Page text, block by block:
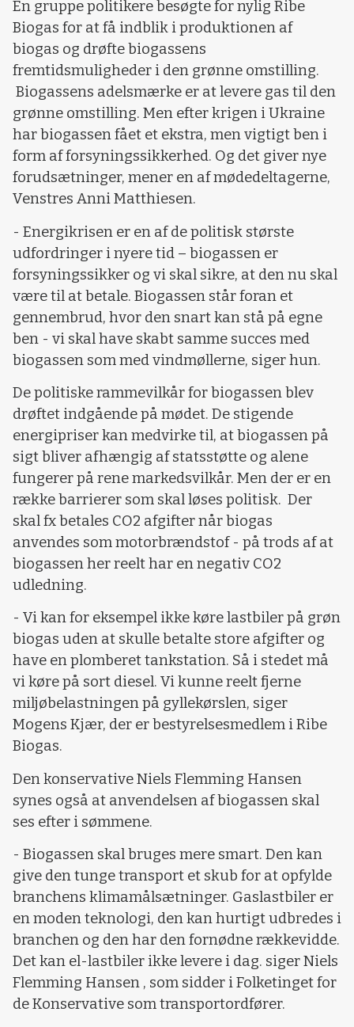
En gruppe politikere besøgte for nylig Ribe
Biogas for at få indblik i produktionen af
biogas og drøfte biogassens
fremtidsmuligheder i den grønne omstilling.
Biogassens adelsmærke er at levere gas til den
grønne omstilling. Men efter krigen i Ukraine
har biogassen fået et ekstra, men vigtigt ben i
form af forsyningssikkerhed. Og det giver nye
forudsætninger, mener en af mødedeltagerne,
Venstres Anni Matthiesen.
- Energikrisen er en af de politisk største
udfordringer i nyere tid – biogassen er
forsyningssikker og vi skal sikre, at den nu skal
være til at betale. Biogassen står foran et
gennembrud, hvor den snart kan stå på egne
ben - vi skal have skabt samme succes med
biogassen som med vindmøllerne, siger hun.
De politiske rammevilkår for biogassen blev
drøftet indgående på mødet. De stigende
energipriser kan medvirke til, at biogassen på
sigt bliver afhængig af statsstøtte og alene
fungerer på rene markedsvilkår. Men der er en
række barrierer som skal løses politisk. Der
skal fx betales CO2 afgifter når biogas
anvendes som motorbrændstof - på trods af at
biogassen her reelt har en negativ CO2
udledning.
- Vi kan for eksempel ikke køre lastbiler på grøn
biogas uden at skulle betalte store afgifter og
have en plomberet tankstation. Så i stedet må
vi køre på sort diesel. Vi kunne reelt fjerne
miljøbelastningen på gyllekørslen, siger
Mogens Kjær, der er bestyrelsesmedlem i Ribe
Biogas.
Den konservative Niels Flemming Hansen
synes også at anvendelsen af biogassen skal
ses efter i sømmene.
- Biogassen skal bruges mere smart. Den kan
give den tunge transport et skub for at opfylde
branchens klimamålsætninger. Gaslastbiler er
en moden teknologi, den kan hurtigt udbredes i
branchen og den har den fornødne rækkevidde.
Det kan el-lastbiler ikke levere i dag. siger Niels
Flemming Hansen , som sidder i Folketinget for
de Konservative som transportordfører.